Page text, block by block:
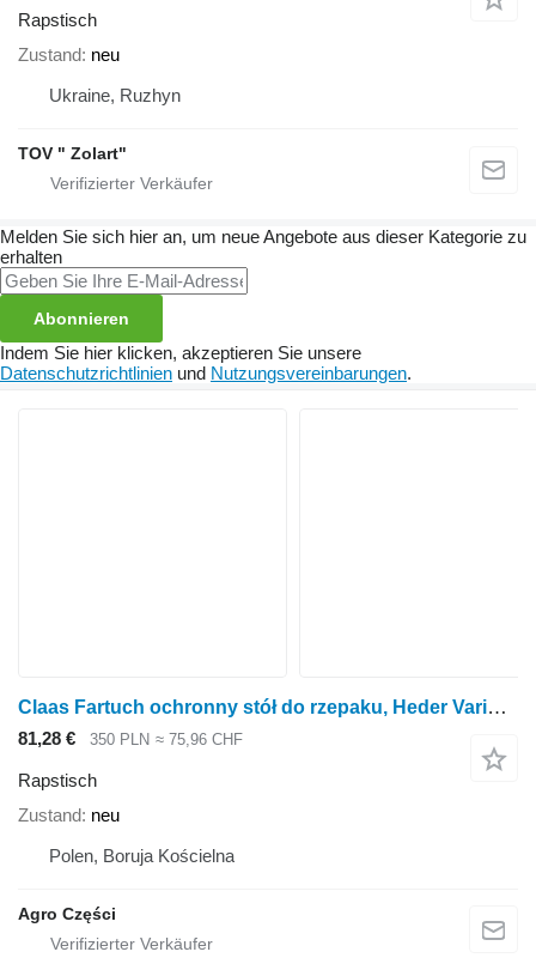
Rapstisch
Zustand neu
Ukraine, Ruzhyn
TOV " Zolart"
Melden Sie sich hier an, um neue Angebote aus dieser Kategorie zu
erhalten
Abonnieren
Indem Sie hier klicken, akzeptieren Sie unsere
Datenschutzrichtlinien und Nutzungsvereinbarungen.
Claas Fartuch ochronny stół do rzepaku, Heder Vario, Lexion, Tuc
81,28 € 350 PLN ≈ 75,96 CHF
Rapstisch
Zustand neu
Polen, Boruja Kościelna
Agro Części